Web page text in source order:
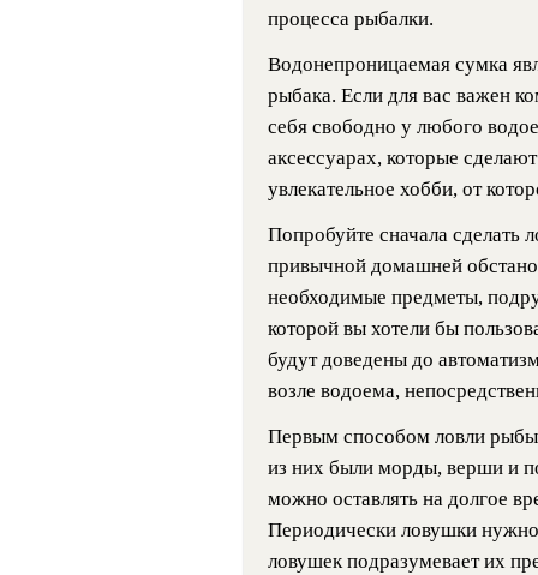
процесса рыбалки.
Водонепроницаемая сумка
рыбака. Если для вас важен
себя свободно у любого
аксессуарах, которые
увлекательное хобби, от
Попробуйте сначала
привычной домашней
необходимые предметы,
которой вы хотели бы
будут доведены до
возле водоема,
Первым способом ловли
из них были морды, верши и
можно оставлять на долгое
Периодически ловушки
ловушек подразумевает их